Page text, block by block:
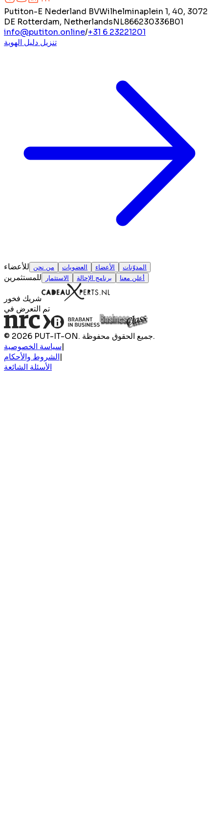
Putiton-E Nederland BVWilhelminaplein 1, 40, 3072
DE Rotterdam, NetherlandsNL866230336B01
info@putiton.online/+31 6 23221201
تنزيل دليل الهوية
للأعضاء من نحن العضويات الأعضاء المدوّنات
للمستثمرين الاستثمار برنامج الإحالة أعلن معنا
شريك فخور
تم التعرض في
© 2026 PUT-IT-ON. جميع الحقوق محفوظة.
سياسة الخصوصية|
الشروط والأحكام|
الأسئلة الشائعة